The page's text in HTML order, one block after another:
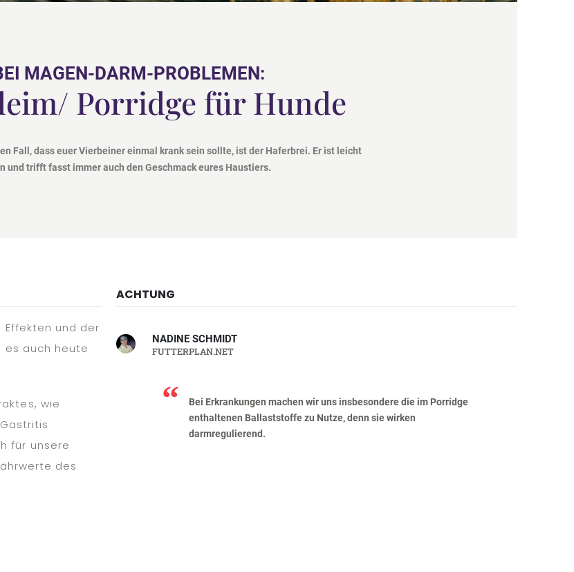
MAGEN-DARM-PROBLEMEN:
Porridge für Hunde
Fall, dass euer Vierbeiner einmal krank sein sollte, ist der Haferbrei. Er ist leicht
und trifft fasst immer auch den Geschmack eures Haustiers.
Effekten und der
es auch heute
wie
für unsere
des
ACHTUNG
Bei Erkrankungen machen wir uns insbesondere die im Porridge
enthaltenen Ballaststoffezu Nutze, denn sie wirken
darmregulierend .
NADINE SCHMIDT
FUTTERPLAN.NET